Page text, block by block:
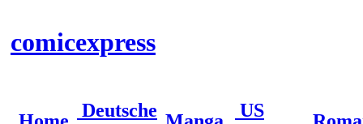
comicexpress
Deutsche
US